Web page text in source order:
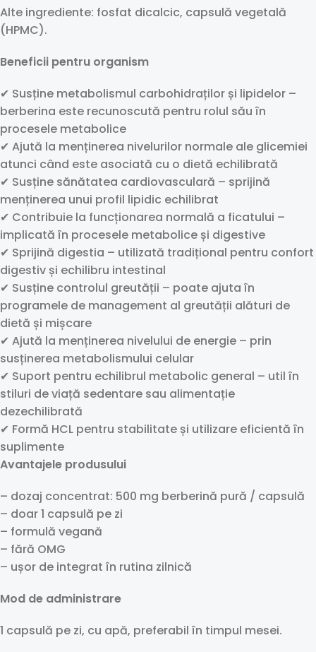
Alte ingrediente: fosfat dicalcic, capsulă vegetală
(HPMC).
Beneficii pentru organism
✔ Susține metabolismul carbohidraților și lipidelor –
berberina este recunoscută pentru rolul său în
procesele metabolice
✔ Ajută la menținerea nivelurilor normale ale glicemiei
atunci când este asociată cu o dietă echilibrată
✔ Susține sănătatea cardiovasculară – sprijină
menținerea unui profil lipidic echilibrat
✔ Contribuie la funcționarea normală a ficatului –
implicată în procesele metabolice și digestive
✔ Sprijină digestia – utilizată tradițional pentru confort
digestiv și echilibru intestinal
✔ Susține controlul greutății – poate ajuta în
programele de management al greutății alături de
dietă și mișcare
✔ Ajută la menținerea nivelului de energie – prin
susținerea metabolismului celular
✔ Suport pentru echilibrul metabolic general – util în
stiluri de viață sedentare sau alimentație
dezechilibrată
✔ Formă HCL pentru stabilitate și utilizare eficientă în
suplimente
Avantajele produsului
– dozaj concentrat: 500 mg berberină pură / capsulă
– doar 1 capsulă pe zi
– formulă vegană
– fără OMG
– ușor de integrat în rutina zilnică
Mod de administrare
1 capsulă pe zi, cu apă, preferabil în timpul mesei.